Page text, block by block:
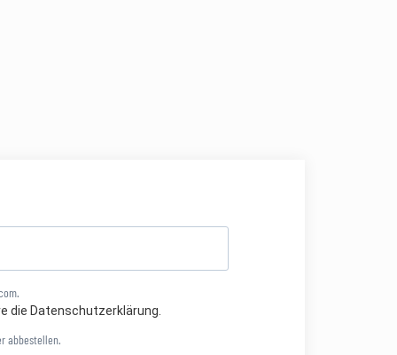
die Datenschutzerklärung.
abbestellen.